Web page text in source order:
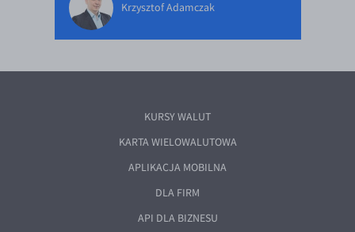
Krzysztof Adamczak
KURSY WALUT
KARTA WIELOWALUTOWA
APLIKACJA MOBILNA
DLA FIRM
API DLA BIZNESU